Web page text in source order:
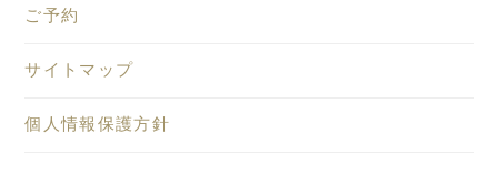
ご予約
サイトマップ
個人情報保護方針